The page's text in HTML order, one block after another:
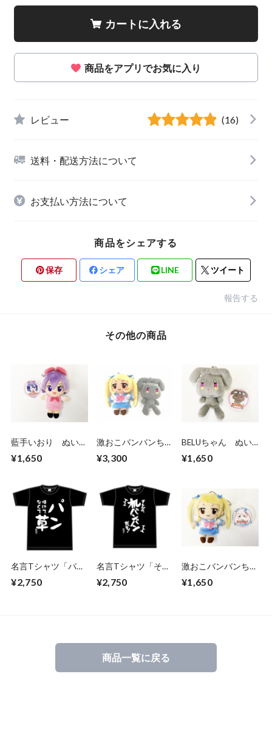
カートに入れる
商品をアプリでお気に入り
レビュー (16)
送料・配送方法について
お支払い方法について
商品をシェアする
保存 シェア LINE ツイート
報告する
その他の商品
藍手いおり ぬいぐ
¥1,650
激おこバンバンちゃ
ぐるみセット
¥3,300
BELUちゃん ぬい
¥1,650
名言Tシャツ「パン
¥2,750
名言Tシャツ「そん
ぞ！」
¥2,750
激おこバンバンちゃ
¥1,650
商品一覧に戻る